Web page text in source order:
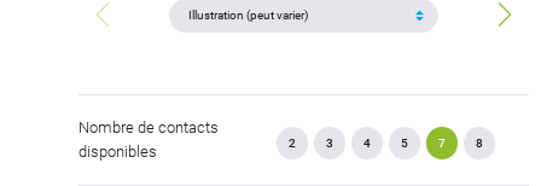
Nombre de contacts
disponibles
2 3 4 5 7 8